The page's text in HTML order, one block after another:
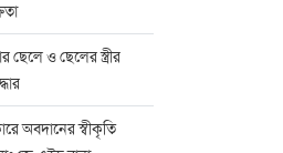
ছেলে ও ছেলের স্ত্রীর
অবদানের স্বীকৃতি